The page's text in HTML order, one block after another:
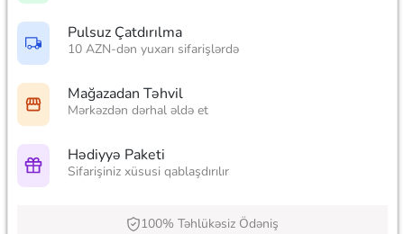
Pulsuz Çatdırılma
10 AZN-dən yuxarı sifarişlərdə
Mağazadan Təhvil
Mərkəzdən dərhal əldə et
Hədiyyə Paketi
Sifarişiniz xüsusi qablaşdırılır
100% Təhlükəsiz Ödəniş